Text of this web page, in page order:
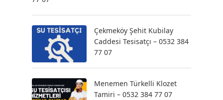
Çekmeköy Şehit Kubilay
Caddesi Tesisatçı – 0532 384
77 07
Menemen Türkelli Klozet
Tamiri – 0532 384 77 07